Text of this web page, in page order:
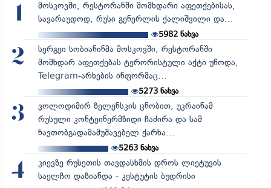
1
მოსკოვში, რესტორანში მომხდარი აფეთქებისას,
სავარაუდოდ, რუსი გენერლის ქალიშვილი და...
5982 ნახვა
2
სერგეი სობიანინმა მოსკოვში, რესტორანში
მომხდარ აფეთქებას ტერორისტული აქტი უწოდა,
Telegram-არხების ინფორმაც...
5273ნახვა
3
ვოლოდიმირ ზელენსკის ცნობით, უკრაინამ
რუსული კონტეინერმზიდი ჩაძირა და სამ
ნავთობგადამამუშავებელ ქარხა...
5263ნახვა
4
კიევზე რუსეთის თავდასხმის დროს ლიეტუვის
საელჩო დაზიანდა - კესტუტის ბუდრისი